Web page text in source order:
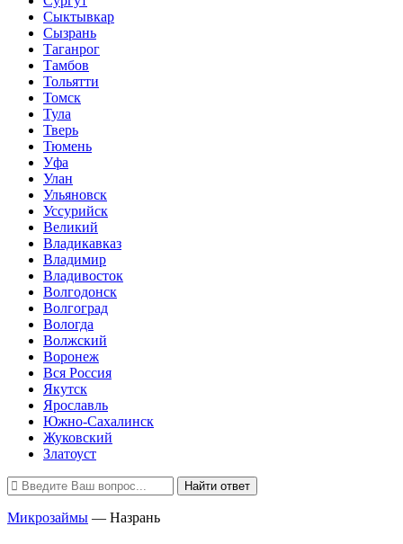
Сыктывкар
Сызрань
Таганрог
Тамбов
Тольятти
Томск
Тула
Тверь
Тюмень
Уфа
Улан
Ульяновск
Уссурийск
Великий
Владикавказ
Владимир
Владивосток
Волгодонск
Волгоград
Вологда
Волжский
Воронеж
Вся Россия
Якутск
Ярославль
Южно-Сахалинск
Жуковский
Златоуст
Найти ответ
Микрозаймы — Назрань